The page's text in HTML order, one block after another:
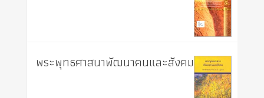
พระพุทธศาสนาพัฒนาคนและสังคม